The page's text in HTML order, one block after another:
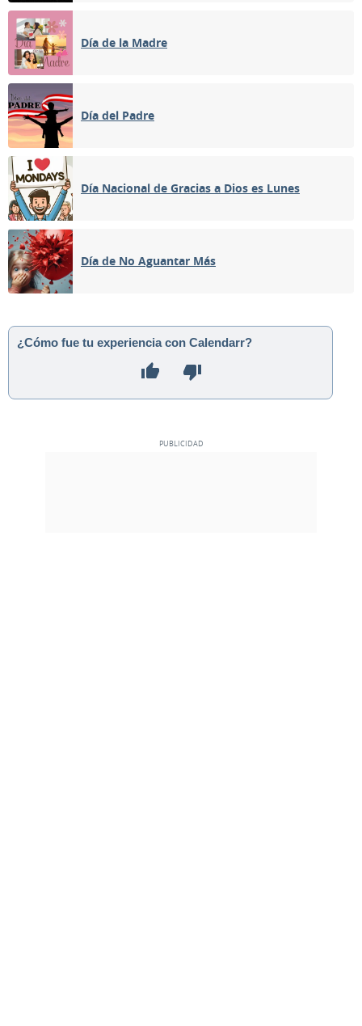
Día de la Madre
Día del Padre
Día Nacional de Gracias a Dios es Lunes
Día de No Aguantar Más
¿Cómo fue tu experiencia con Calendarr?